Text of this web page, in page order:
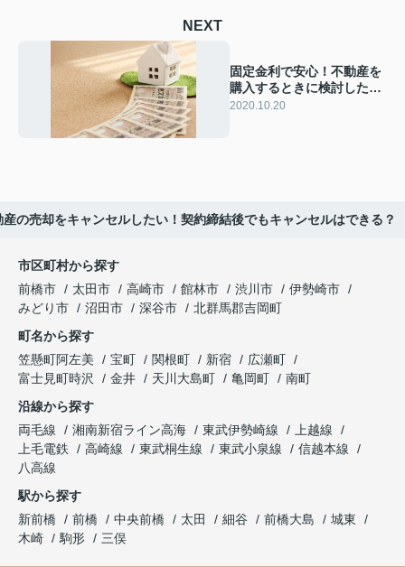
NEXT
固定金利で安心！不動産を
購入するときに検討したい
「フラット35」とは？
2020.10.20
産の売却をキャンセルしたい！契約締結後でもキャンセルはできる？
市区町村から探す
前橋市
太田市 高崎市 館林市 渋川市
伊勢崎市
みどり市
沼田市 深谷市
北群馬郡吉岡町
町名から探す
笠懸町阿左美
宝町 関根町 新宿
広瀬町
富士見町時沢
金井 天川大島町 亀岡町
南町
沿線から探す
両毛線
湘南新宿ライン高海 東武伊勢崎線
上越線
上毛電鉄
高崎線 東武桐生線 東武小泉線
信越本線
八高線
駅から探す
新前橋
前橋 中央前橋 太田 細谷 前橋大島
城東
木崎
駒形 三俣